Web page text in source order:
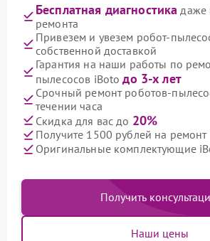
Бесплатная диагностика даже
ремонта
Привезем и увезем робот-
собственной доставкой
Гарантия на наши работы по
пылесосов iBotoдо 3-х лет
Срочный ремонт роботов-
течении часа
Скидка для вас до 20%
Получите 1500 рублей на ремонт
Оригинальные комплектующие
Получить
Наши цены